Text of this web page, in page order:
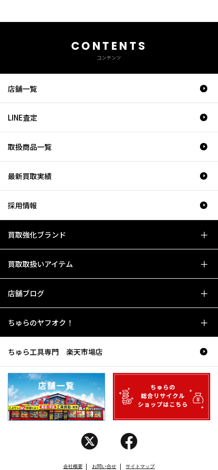
CONTENTS
コンテンツ
店舗一覧
LINE査定
取扱商品一覧
最新買取実績
採用情報
買取強化ブランド
買取取扱いアイテム
店舗ブログ
ちゅらのヤフオク！
ちゅら工具専門 楽天市場店
会社概要 お問い合せ サイトマップ